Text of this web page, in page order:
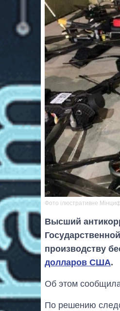
Фото ілюстративне
Высший
производству
долларов США.
Об этом
По решению